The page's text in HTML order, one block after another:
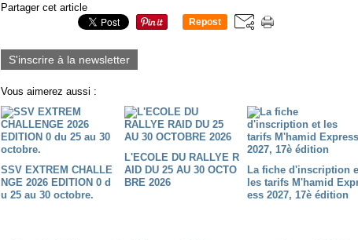
Partager cet article
Repost
S'inscrire à la newsletter
Vous aimerez aussi :
SSV EXTREM CHALLE
NGE 2026 EDITION 0 d
u 25 au 30 octobre.
L'ECOLE DU RALLYE R
AID DU 25 AU 30 OCTO
BRE 2026
La fiche d'inscription
les tarifs M'hamid
ess 2027, 17è édition